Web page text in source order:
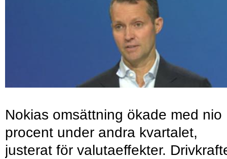
Nokias omsättning ökade med nio
procent under andra kvartalet,
justerat för valutaeffekter.